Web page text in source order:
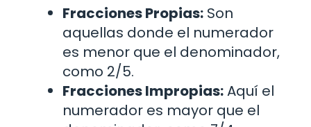
Fracciones Propias: Son
aquellas donde el numerador
es menor que el denominador,
como 2/5.
Fracciones Impropias:Aquí el
numerador es mayor que el